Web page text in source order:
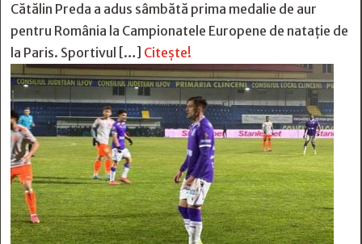
Cătălin Preda a adus sâmbătă prima medalie de aur
pentru România la Campionatele Europene de natație de
la Paris. Sportivul […] Citește!